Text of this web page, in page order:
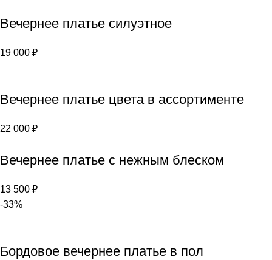
Вечернее платье силуэтное
19 000 ₽
Вечернее платье цвета в ассортименте
22 000 ₽
Вечернее платье с нежным блеском
13 500 ₽
-33%
Бордовое вечернее платье в пол